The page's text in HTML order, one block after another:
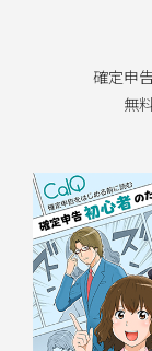
確定申
無